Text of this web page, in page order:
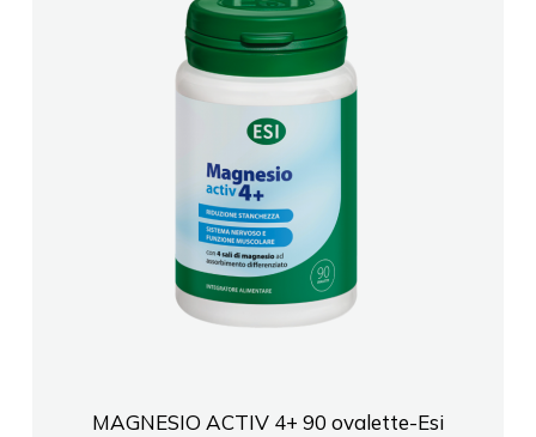
MAGNESIO ACTIV 4+ 90 ovalette-Esi